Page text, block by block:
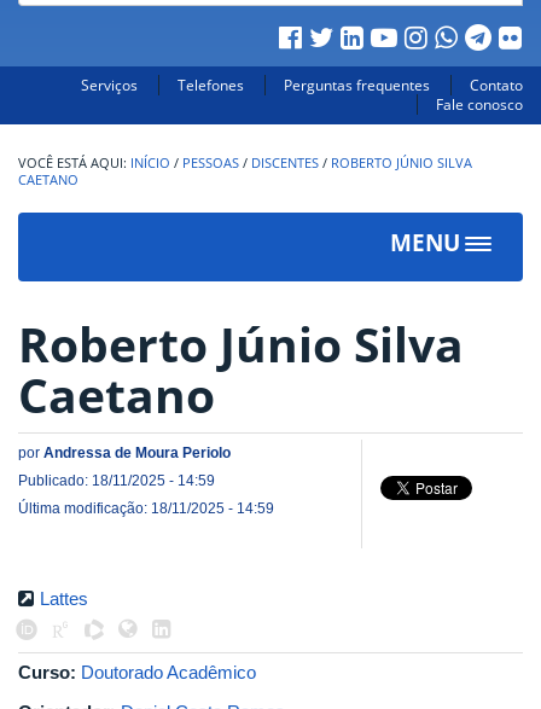
Serviços Telefones Perguntas frequentes
Contato
Fale conosco
INÍCIO / PESSOAS / DISCENTES / ROBERTO JÚNIO SILVA
CAETANO
MENU
Toggle
Roberto Júnio Silva
Caetano
por Andressa de Moura Periolo
Publicado: 18/11/2025 - 14:59
Última modificação: 18/11/2025 - 14:59
Lattes
Curso: Doutorado Acadêmico